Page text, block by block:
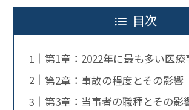
目次
第1章：2022年に最も多い医療
第2章：事故の程度とその影響
第3章：当事者の職種とその影